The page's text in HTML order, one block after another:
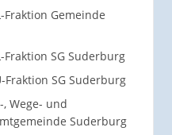
Fraktion Gemeinde
Fraktion SG Suderburg
Fraktion SG Suderburg
Wege- und
Suderburg